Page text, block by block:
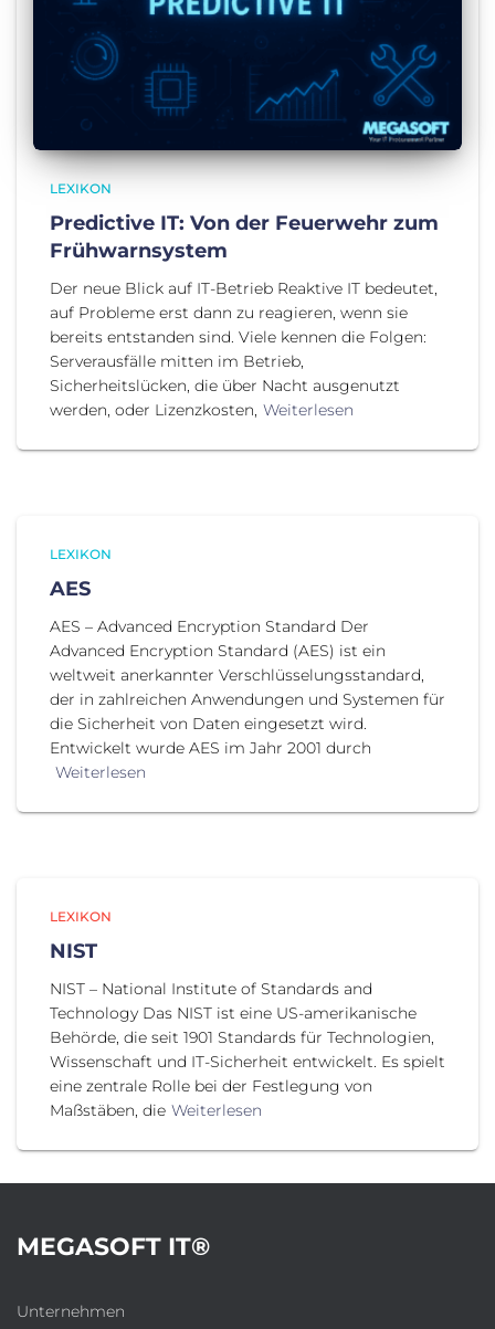
LEXIKON
Predictive IT: Von der Feuerwehr zum
Frühwarnsystem
Der neue Blick auf IT-Betrieb Reaktive IT bedeutet,
auf Probleme erst dann zu reagieren, wenn sie
bereits entstanden sind. Viele kennen die Folgen:
Serverausfälle mitten im Betrieb,
Sicherheitslücken, die über Nacht ausgenutzt
werden, oder Lizenzkosten, Weiterlesen
LEXIKON
AES
AES – Advanced Encryption Standard Der
Advanced Encryption Standard (AES) ist ein
weltweit anerkannter Verschlüsselungsstandard,
der in zahlreichen Anwendungen und Systemen für
die Sicherheit von Daten eingesetzt wird.
Entwickelt wurde AES im Jahr 2001 durch
Weiterlesen
LEXIKON
NIST
NIST – National Institute of Standards and
Technology Das NIST ist eine US-amerikanische
Behörde, die seit 1901 Standards für Technologien,
Wissenschaft und IT-Sicherheit entwickelt. Es spielt
eine zentrale Rolle bei der Festlegung von
Maßstäben, die Weiterlesen
MEGASOFT IT®
Unternehmen